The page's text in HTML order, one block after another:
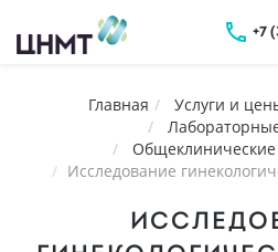
+7
Главная Услуги и
Общеклинические
Исследование